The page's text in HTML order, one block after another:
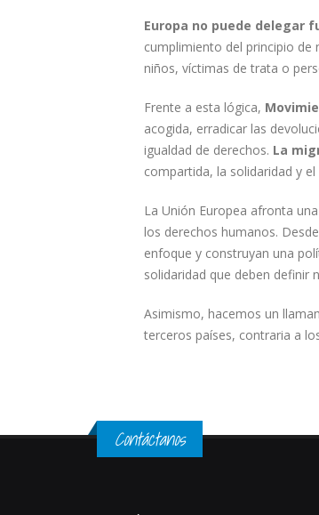
Europa no puede delegar
cumplimiento del principio de
niños, víctimas de trata o
Frente a esta lógica,
acogida, erradicar las
igualdad de derechos. La
compartida, la solidaridad y
La Unión Europea afronta
los derechos humanos. Desde
enfoque y construyan una
solidaridad que deben definir
Asimismo, hacemos un
terceros países, contraria a
Contáctanos